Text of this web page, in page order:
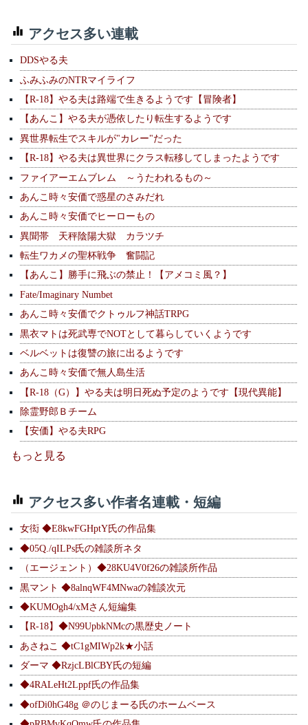
アクセス多い連載
DDSやる夫
ふみふみのNTRマイライフ
【R-18】やる夫は路端で生きるようです【冒険者】
【あんこ】やる夫が憑依したり転生するようです
異世界転生でスキルが"カレー"だった
【R-18】やる夫は異世界にクラス転移してしまったようです
ファイアーエムブレム ～うたわれるもの～
あんこ時々安価で惑星のさみだれ
あんこ時々安価でヒーローもの
異聞帯 天秤陰陽大獄 カラツチ
転生ワカメの聖杯戦争 奮闘記
【あんこ】勝手に飛ぶの禁止！【アメコミ風？】
Fate/Imaginary Numbet
あんこ時々安価でクトゥルフ神話TRPG
黒衣マトは死武専でNOTとして暮らしていくようです
ベルベットは復讐の旅に出るようです
あんこ時々安価で無人島生活
【R-18（G）】やる夫は明日死ぬ予定のようです【現代異能】
除霊野郎Ｂチーム
【安価】やる夫RPG
もっと見る
アクセス多い作者名連載・短編
女衒 ◆E8kwFGHptY氏の作品集
◆05Q./qILPs氏の雑談所ネタ
（エージェント）◆28KU4V0f26の雑談所作品
黒マント ◆8alnqWF4MNwaの雑談次元
◆KUMOgh4/xMさん短編集
【R-18】◆N99UpbkNMcの黒歴史ノート
あさねこ ◆tC1gMIWp2k★小話
ダーマ ◆RzjcLBlCBY氏の短編
◆4RALeHt2Lppf氏の作品集
◆ofDi0hG48g ＠のじまーる氏のホームベース